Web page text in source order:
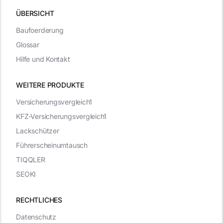
ÜBERSICHT
WEITERE PRODUKTE
Versicherungsvergleich1
KFZ-Versicherungsvergleich1
Lackschützer
Führerscheinumtausch
TIQQLER
SEOKI
RECHTLICHES
Datenschutz
Baufoerderung
Glossar
Hilfe und Kontakt